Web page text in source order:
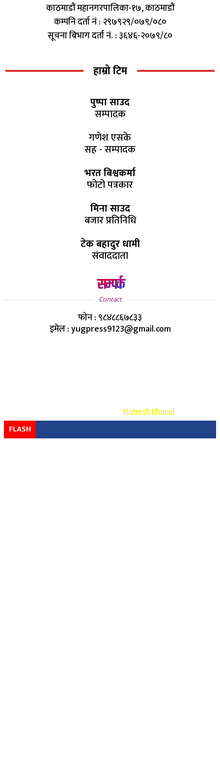
काठमाडौं महानगरपालिका-१७, काठमाडौं
कम्पनि दर्ता नं : २९७९२९/०७९/०८०
सूचना बिभाग दर्ता नं. : ३६४६-२०७९/८०
हाम्रो टिम
पुष्पा साउद
सम्पादक
गणेश एसके
सह - सम्पादक
भरत बिश्वकर्मा
फोटो पत्रकार
मिना साउद
बजार प्रतिनिधि
टेक बहादुर धामी
संवाददाता
सम्पर्क
Contact
फोन : ९८४८८६७८३३
इमेल : yugpress9123@gmail.com
Design & Develop By-Mahesh Bhusal
FLASH